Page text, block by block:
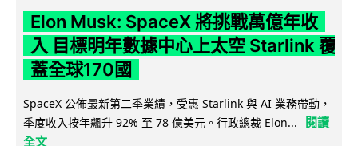
Elon Musk: SpaceX 將挑戰萬億年收
入 目標明年數據中心上太空 Starlink 覆
蓋全球170國
SpaceX 公佈最新第二季業績，受惠 Starlink 與 AI 業務帶動，
季度收入按年飆升 92% 至 78 億美元。行政總裁 Elon...
閱讀
全文